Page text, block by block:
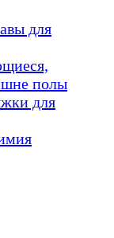
для
полы
для